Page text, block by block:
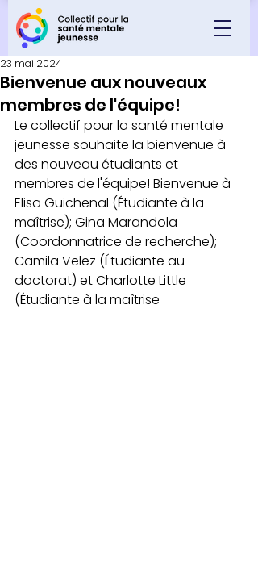
Bienvenue aux nouveaux
membres de l'équipe!
23 mai 2024
Le collectif pour la santé mentale
jeunesse souhaite la bienvenue à
des nouveau étudiants et
membres de l'équipe! Bienvenue à
Elisa Guichenal (Étudiante à la
maîtrise); Gina Marandola
(Coordonnatrice de recherche);
Camila Velez (Étudiante au
doctorat) et Charlotte Little
(Étudiante à la maîtrise